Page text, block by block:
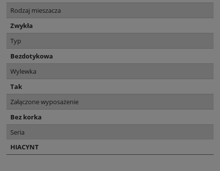
Rodzaj mieszacza
Zwykła
Typ
Bezdotykowa
Wylewka
Tak
Załączone wyposażenie
Bez korka
Seria
HIACYNT